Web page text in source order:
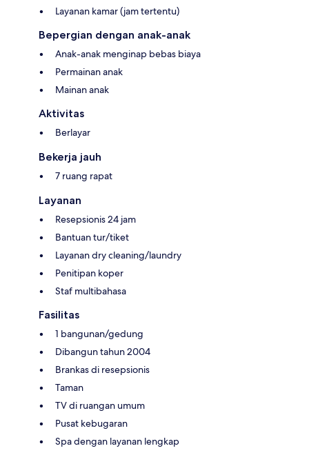
Layanan kamar (jam tertentu)
Bepergian dengan anak-anak
Anak-anak menginap bebas biaya
Permainan anak
Mainan anak
Aktivitas
Berlayar
Bekerja jauh
7 ruang rapat
Layanan
Resepsionis 24 jam
Bantuan tur/tiket
Layanan dry cleaning/laundry
Penitipan koper
Staf multibahasa
Fasilitas
1 bangunan/gedung
Dibangun tahun 2004
Brankas di resepsionis
Taman
TV di ruangan umum
Pusat kebugaran
Spa dengan layanan lengkap